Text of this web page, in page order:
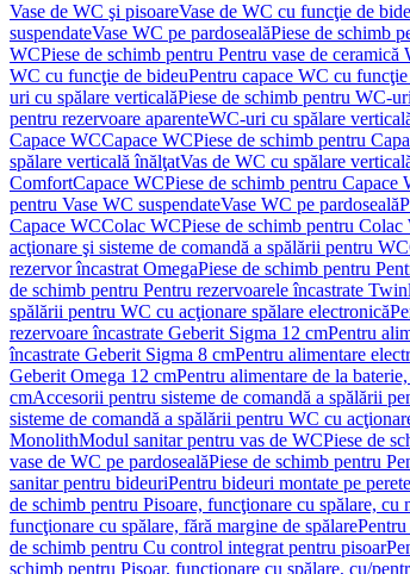
Vase de WC şi pisoareVase de WC cu funcţie de
suspendateVase WC pe pardosealăPiese de schimb
WCPiese de schimb pentru Pentru vase de ceramică
WC cu funcţie de bideuPentru capace WC cu
uri cu spălare verticalăPiese de schimb pentru WC-
pentru rezervoare aparenteWC-uri cu spălare
Capace WCCapace WCPiese de schimb pentru
spălare verticală înălţatVas de WC cu spălare
ComfortCapace WCPiese de schimb pentru Capace
pentru Vase WC suspendateVase WC pe pardoseală
Capace WCColac WCPiese de schimb pentru Colac
acţionare şi sisteme de comandă a spălării pentru WC
rezervor încastrat OmegaPiese de schimb pentru
de schimb pentru Pentru rezervoarele încastrate
spălării pentru WC cu acţionare spălare electronică
rezervoare încastrate Geberit Sigma 12 cmPentru
încastrate Geberit Sigma 8 cmPentru alimentare
Geberit Omega 12 cmPentru alimentare de la
cmAccesorii pentru sisteme de comandă a spălării
sisteme de comandă a spălării pentru WC cu
MonolithModul sanitar pentru vas de WCPiese de
vase de WC pe pardosealăPiese de schimb pentru
sanitar pentru bideuriPentru bideuri montate pe
de schimb pentru Pisoare, funcţionare cu spălare, cu
funcţionare cu spălare, fără margine de spălarePentru
de schimb pentru Cu control integrat pentru pisoar
schimb pentru Pisoar, funcţionare cu spălare, cu/